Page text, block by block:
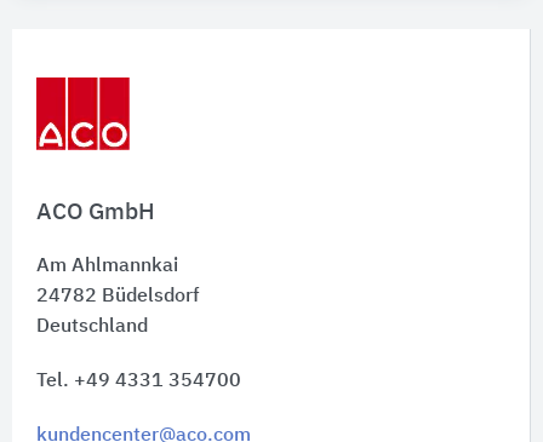
ACO GmbH
Am Ahlmannkai
24782 Büdelsdorf
Deutschland
Tel. +49 4331 354700
kundencenter@aco.com